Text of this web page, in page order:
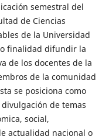
semestral del
de Ciencias
de la Universidad
finalidad difundir la
de los docentes de la
de la comunidad
se posiciona como
de temas
social,
actualidad nacional o